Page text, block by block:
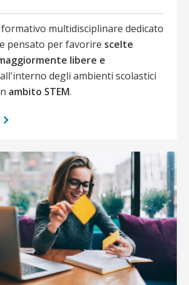
multidisciplinare dedicato
e pensato per favorire scelte
libere e
all'interno degli ambienti scolastici
ambito STEM.